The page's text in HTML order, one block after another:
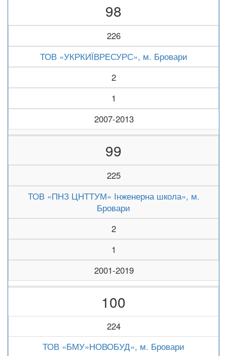
98
226
ТОВ «УКРКИЇВРЕСУРС», м. Бровари
2
1
2007-2013
99
225
ТОВ «ПНЗ ЦНТТУМ» Інженерна школа», м.
Бровари
2
1
2001-2019
100
224
ТОВ «БМУ»НОВОБУД», м. Бровари